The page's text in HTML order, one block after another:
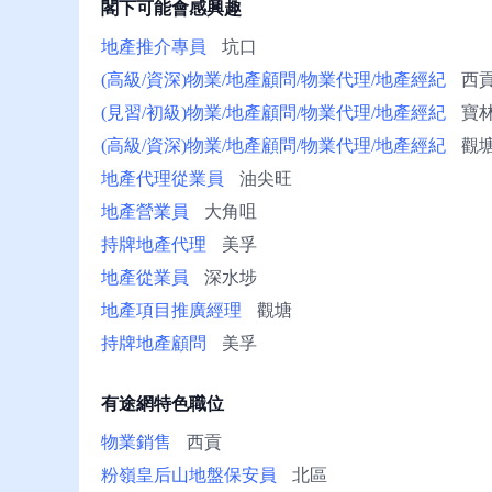
閣下可能會感興趣
地產推介專員
坑口
(高級/資深)物業/地產顧問/物業代理/地產經紀
西
(見習/初級)物業/地產顧問/物業代理/地產經紀
寶
(高級/資深)物業/地產顧問/物業代理/地產經紀
觀
地產代理從業員
油尖旺
地產營業員
大角咀
持牌地產代理
美孚
地產從業員
深水埗
地產項目推廣經理
觀塘
持牌地產顧問
美孚
有途網特色職位
物業銷售
西貢
粉嶺皇后山地盤保安員
北區